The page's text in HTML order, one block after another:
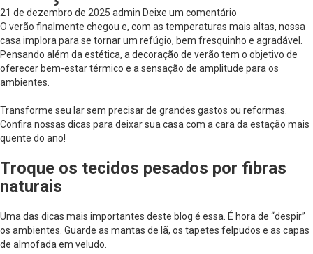
21 de dezembro de 2025 admin Deixe um comentário
O verão finalmente chegou e, com as temperaturas mais altas, nossa
casa implora para se tornar um refúgio, bem fresquinho e agradável.
Pensando além da estética, a decoração de verão tem o objetivo de
oferecer bem-estar térmico e a sensação de amplitude para os
ambientes.
Transforme seu lar sem precisar de grandes gastos ou reformas.
Confira nossas dicas para deixar sua casa com a cara da estação mais
quente do ano!
Troque os tecidos pesados por fibras
naturais
Uma das dicas mais importantes deste blog é essa. É hora de “despir”
os ambientes. Guarde as mantas de lã, os tapetes felpudos e as capas
de almofada em veludo.